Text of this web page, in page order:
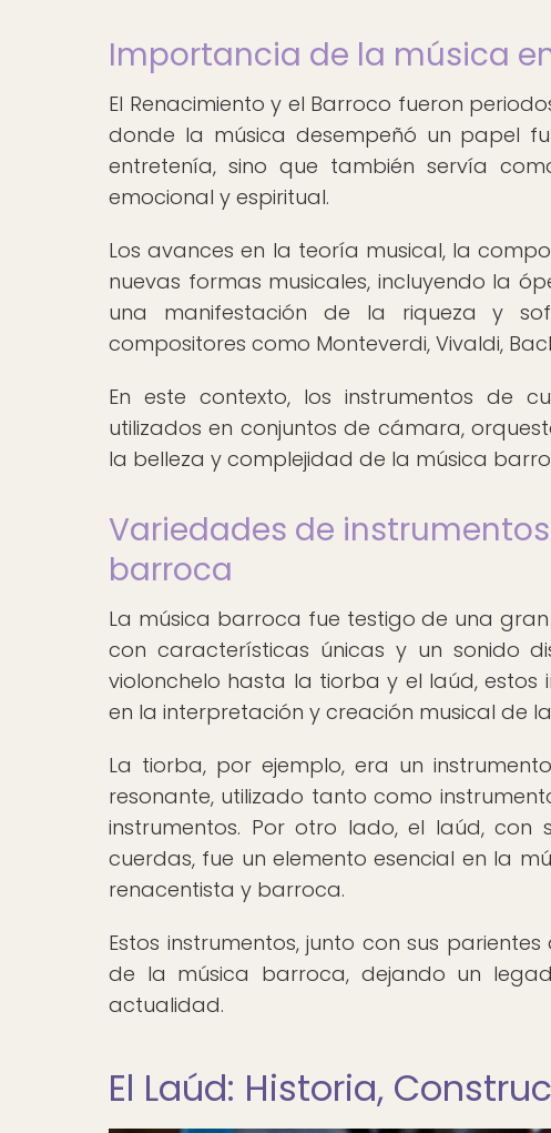
Importancia de la música
El Renacimiento y el Barroco fueron
donde la música desempeñó un papel
entretenía, sino que también servía
emocional y espiritual.
Los avances en la teoría musical, la
nuevas formas musicales, incluyendo la
una manifestación de la riqueza y
compositores como Monteverdi, Vivaldi,
En este contexto, los instrumentos de
utilizados en conjuntos de cámara,
la belleza y complejidad de la música
Variedades de
barroca
La música barroca fue testigo de una
con características únicas y un sonido
violonchelo hasta la tiorba y el laúd,
en la interpretación y creación musical de
La tiorba, por ejemplo, era un
resonante, utilizado tanto como
instrumentos. Por otro lado, el laúd,
cuerdas, fue un elemento esencial en la
renacentista y barroca.
Estos instrumentos, junto con sus
de la música barroca, dejando un
actualidad.
El Laúd: Historia,